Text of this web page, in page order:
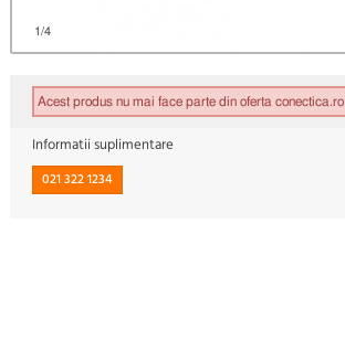
1/4
Acest produs nu mai face parte din oferta conectica.ro
Informatii suplimentare
021 322 1234